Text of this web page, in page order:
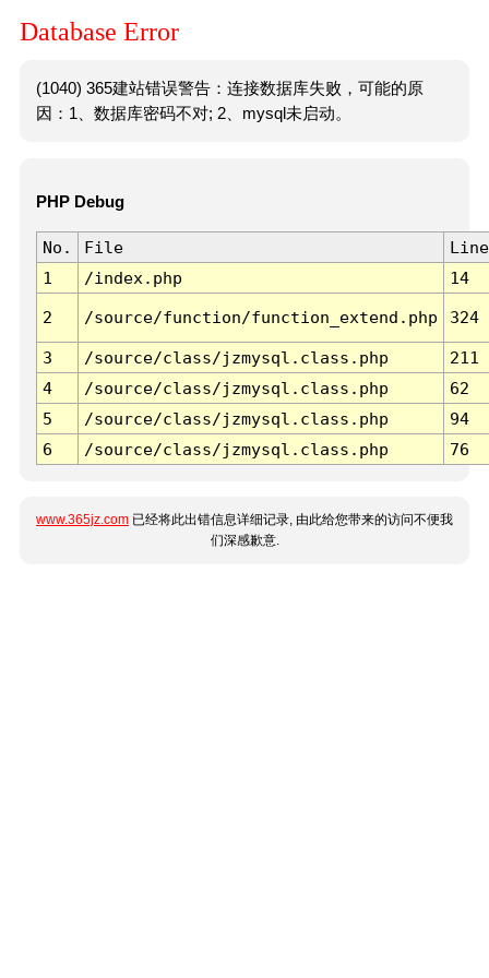
Database Error
(1040) 365建站错误警告：连接数据库失败，可能的原
因：1、数据库密码不对; 2、mysql未启动。
PHP Debug
No. File
Line
1
/index.php 14
2 /source/function/function_extend.php 324
3 /source/class/jzmysql.class.php
211
4
/source/class/jzmysql.class.php
62
5
/source/class/jzmysql.class.php
94
6
/source/class/jzmysql.class.php 76
www.365jz.com 已经将此出错信息详细记录, 由此给您带来的访问不便我
们深感歉意.